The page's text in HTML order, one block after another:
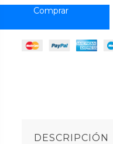
DESCRIPCIÓN